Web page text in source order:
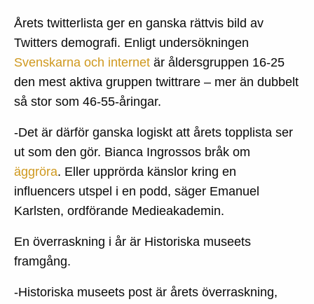
Årets twitterlista ger en ganska rättvis bild av
Twitters demografi. Enligt undersökningen
Svenskarna och internet är åldersgruppen 16-25
den mest aktiva gruppen twittrare – mer än dubbelt
så stor som 46-55-åringar.
-Det är därför ganska logiskt att årets topplista ser
ut som den gör. Bianca Ingrossos bråk om
äggröra. Eller upprörda känslor kring en
influencers utspel i en podd, säger Emanuel
Karlsten, ordförande Medieakademin.
En överraskning i år är Historiska museets
framgång.
-Historiska museets post är årets överraskning,